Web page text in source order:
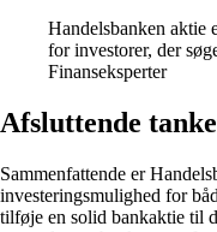
Handelsbanken aktie
for investorer, der
Finanseksperter
Afsluttende
Sammenfattende er
investeringsmulighed for
tilføje en solid bankaktie til